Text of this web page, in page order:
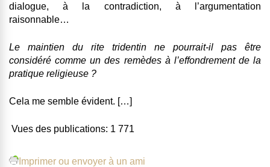
dialogue, à la contradiction, à l’argumentation
raisonnable…
Le maintien du rite tridentin ne pourrait-il pas être
considéré comme un des remèdes à l’effondrement de la
pratique religieuse ?
Cela me semble évident. […]
Vues des publications: 1 771
Imprimer ou envoyer à un ami